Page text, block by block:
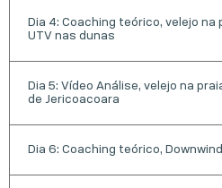
Dia 4: Coaching teórico, velejo na
UTV nas dunas
Dia 5: Vídeo Análise, velejo na
de Jericoacoara
Dia 6: Coaching teórico,